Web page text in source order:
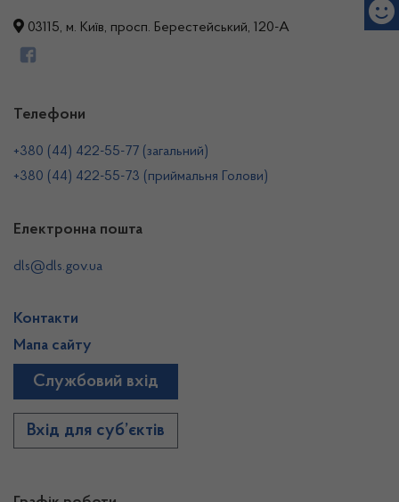
03115, м. Київ, просп. Берестейський, 120-А
Телефони
+380 (44) 422-55-77 (загальний)
+380 (44) 422-55-73 (приймальня Голови)
Електронна пошта
dls@dls.gov.ua
Контакти
Мапа сайту
Службовий вхід
Вхід для суб’єктів